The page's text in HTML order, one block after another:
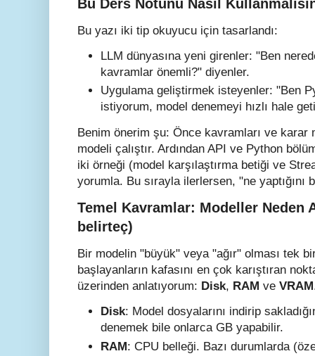
Bu Ders Notunu Nasıl
Bu yazı iki tip okuyucu için tasarlandı:
LLM dünyasına yeni girenler: "Ben
kavramlar önemli?" diyenler.
Uygulama geliştirmek isteyenler: "Ben
istiyorum, model denemeyi hızlı hale
Benim önerim şu: Önce kavramları ve karar
modeli çalıştır. Ardından API ve Python
iki örneği (model karşılaştırma betiği ve
yorumla. Bu sırayla ilerlersen, "ne
Temel Kavramlar: Modeller Neden
belirteç)
Bir modelin "büyük" veya "ağır" olması tek
başlayanların kafasını en çok karıştıran
üzerinden anlatıyorum: Disk, RAM ve VRAM
Disk: Model dosyalarını indirip
denemek bile onlarca GB yapabilir.
RAM: CPU belleği. Bazı durumlarda